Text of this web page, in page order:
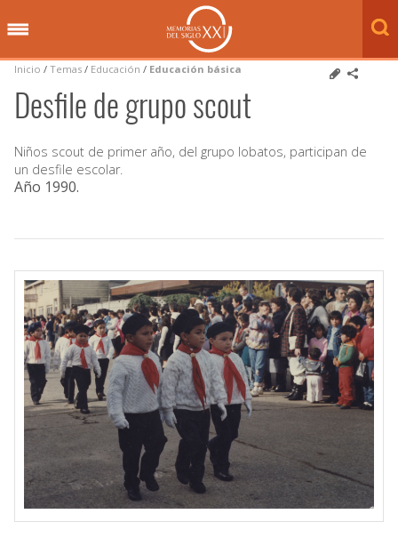
Inicio / Temas / Educación / Educación básica
Desfile de grupo scout
Niños scout de primer año, del grupo lobatos, participan de
un desfile escolar.
Año 1990.